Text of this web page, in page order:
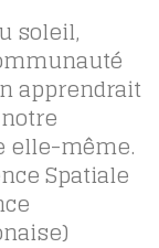
soleil,
apprendrait
elle-même.
Spatiale